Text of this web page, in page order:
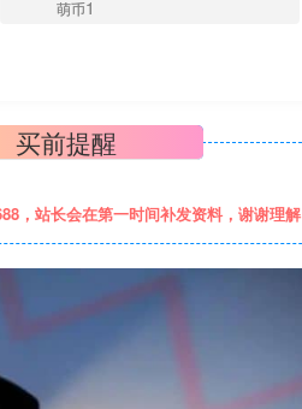
萌币1
买前提醒
，站长会在第一时间补发资料，谢谢理解